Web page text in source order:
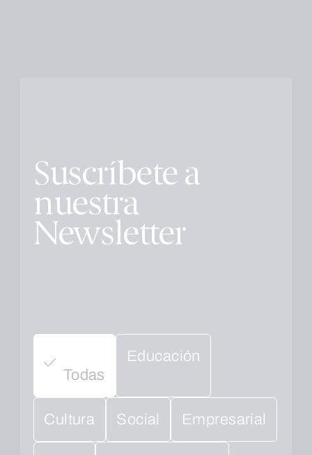
Suscríbete a
nuestra
Newsletter
Todas
Educación
Cultura Social Empresarial